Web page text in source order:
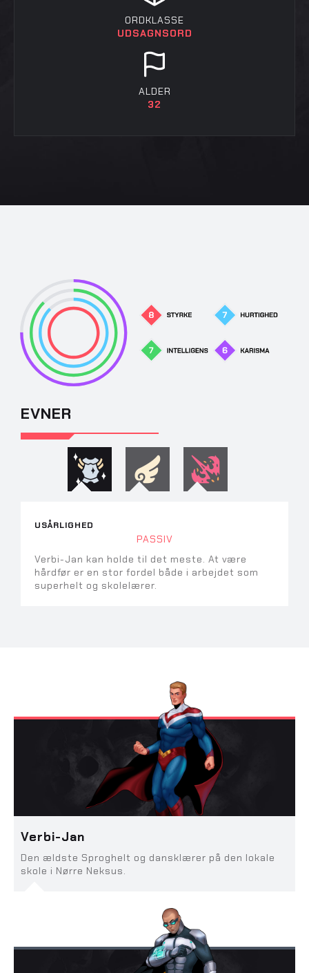
ORDKLASSE
UDSAGNSORD
ALDER
32
EVNER
USÅRLIGHED
PASSIV
Verbi-Jan kan holde til det meste. At være
hårdfør er en stor fordel både i arbejdet som
superhelt og skolelærer.
Verbi-Jan
Den ældste Sproghelt og dansklærer på den lokale
skole i Nørre Neksus.